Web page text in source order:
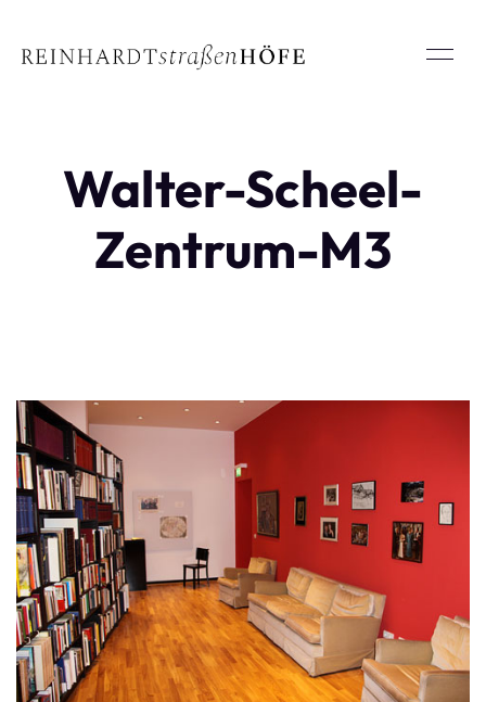
Walter-Scheel-
Zentrum-M3